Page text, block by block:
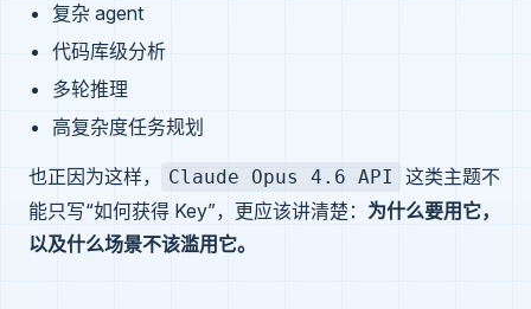
复杂 agent
代码库级分析
多轮推理
高复杂度任务规划
也正因为这样， Claude Opus 4.6 API
这类主题不
能只写“如何获得 Key”，更应该讲清楚： 为什么要用它，
以及什么场景不该滥用它。